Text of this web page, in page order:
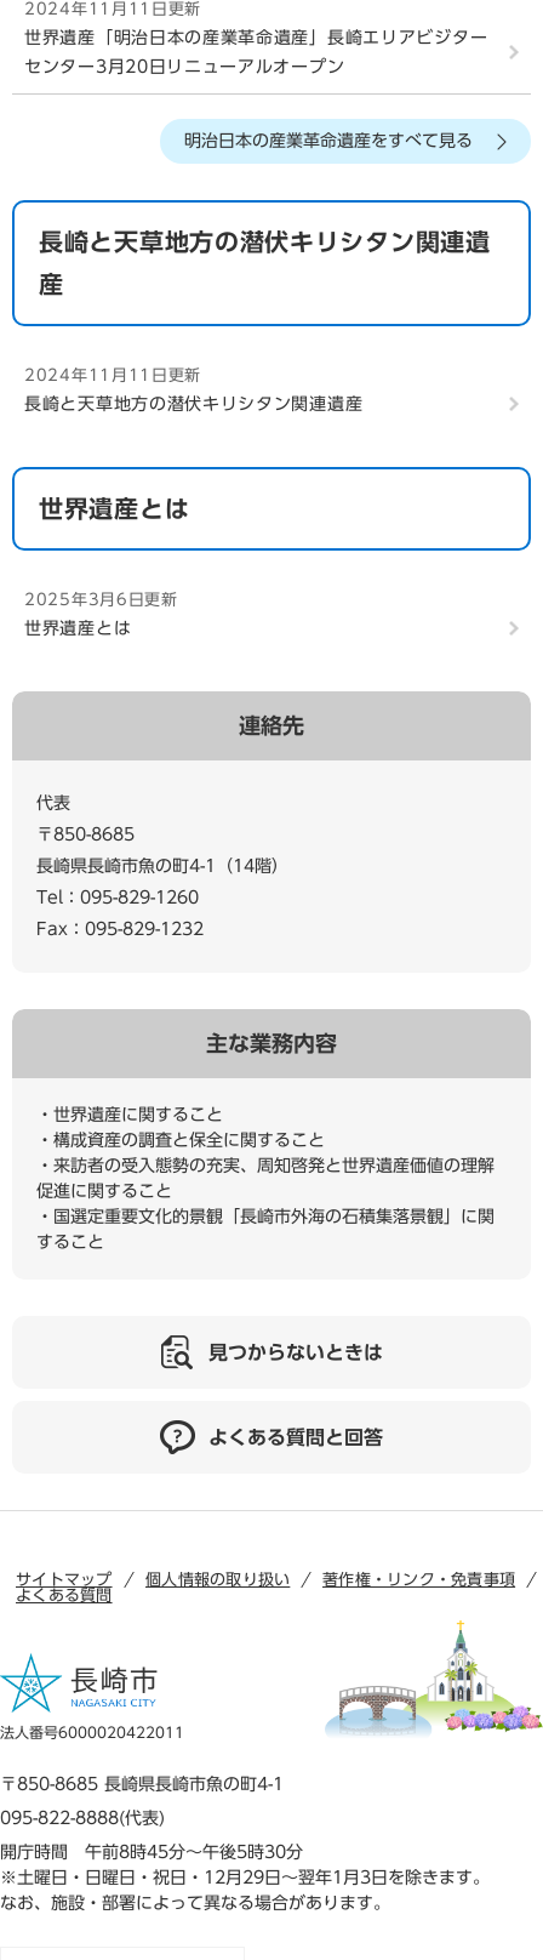
2024年11月11日更新
世界遺産「明治日本の産業革命遺産」長崎エリアビジター
センター3月20日リニューアルオープン
2024年11月11日更新
明治日本の産業革命遺産
産業革命遺産の紹介パンフレット・DVD・動画等
2024年11月11日更新
『世界文化遺産「明治日本の産業革命遺産」構成資産の
2024年8月28日更新
明治日本の産業革命遺産をすべて見る
長崎と天草地方の潜伏キリシタン関連遺
産
2024年11月11日更新
長崎と天草地方の潜伏キリシタン関連遺産
世界遺産とは
2025年3月6日更新
世界遺産とは
連絡先
代表
〒850-8685
長崎県長崎市魚の町4-1（14階）
Tel：095-829-1260
Fax：095-829-1232
主な業務内容
・世界遺産に関すること
・構成資産の調査と保全に関すること
・来訪者の受入態勢の充実、周知啓発と世界遺産価値の理解
促進に関すること
・国選定重要文化的景観「長崎市外海の石積集落景観」に関
すること
見つからないときは
よくある質問と回答
サイトマップ 個人情報の取り扱い
著作権・リンク・免責事項
よくある質問
法人番号6000020422011
〒850-8685 長崎県長崎市魚の町4-1
095-822-8888(代表)
開庁時間 午前8時45分～午後5時30分
※土曜日・日曜日・祝日・12月29日～翌年1月3日を除きます。
なお、施設・部署によって異なる場合があります。